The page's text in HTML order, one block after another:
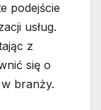
podejście
usług.
z
się o
branży.